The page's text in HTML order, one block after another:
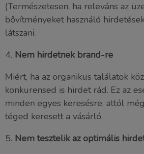
(Természetesen, ha releváns az
bővítményeket használó
látszani.
Nem hirdetnek brand-re
Miért, ha az organikus találatok
konkurensed is hirdet rád. Ez az
minden egyes keresésre, attól
téged keresett a vásárló.
Nem tesztelik az optimális